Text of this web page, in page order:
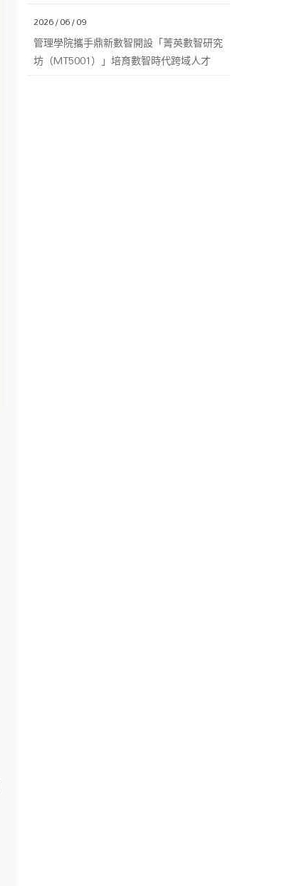
2026 / 06 / 09
管理學院攜手鼎新數智開設「菁英數智研究
坊（MT5001）」培育數智時代跨域人才